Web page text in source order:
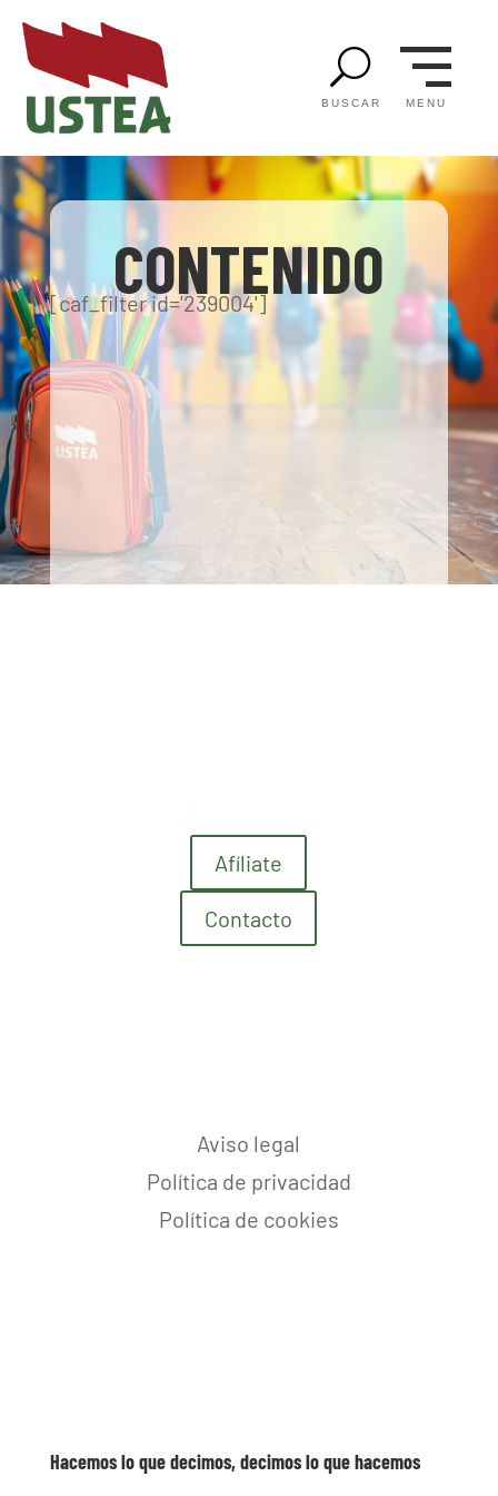
U
BUSCAR MENU
CONTENIDO
[caf_filter id='239004']
Afíliate
Contacto
Aviso legal
Política de privacidad
Política de cookies
Hacemos lo que decimos, decimos lo que hacemos